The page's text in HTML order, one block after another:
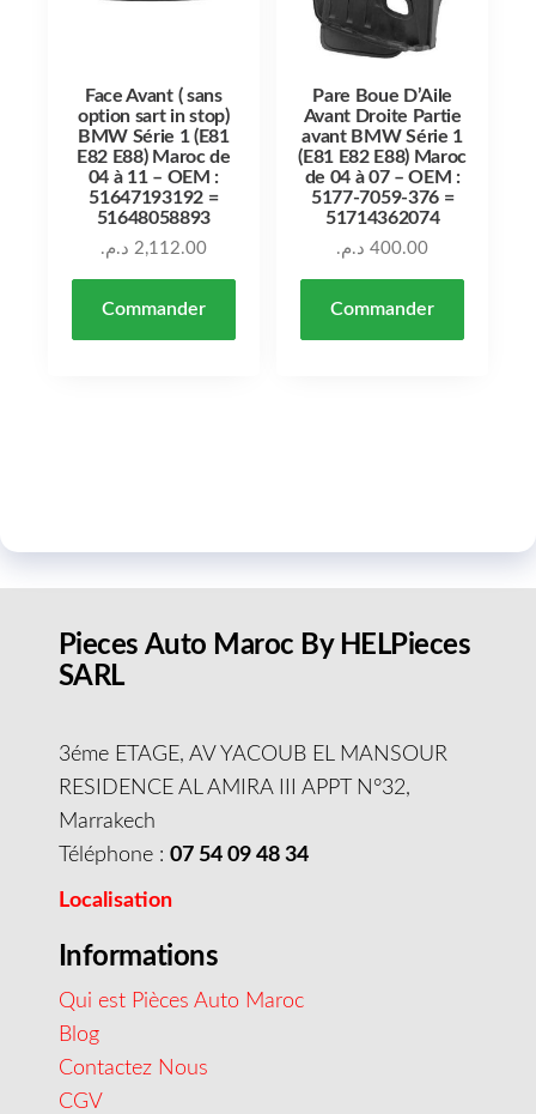
Face Avant ( sans
option sart in stop)
BMW Série 1 (E81
E82 E88) Maroc de
04 à 11 – OEM :
51647193192 =
51648058893
2,112.00 د.م.
Commander
Pare Boue D’Aile
Avant Droite Partie
avant BMW Série 1
(E81 E82 E88) Maroc
de 04 à 07 – OEM :
5177-7059-376 =
51714362074
400.00 د.م.
Commander
Pieces Auto Maroc By HELPieces
SARL
3éme ETAGE, AV YACOUB EL MANSOUR
RESIDENCE AL AMIRA III APPT N°32,
Marrakech
Téléphone : 07 54 09 48 34
Localisation
Informations
Qui est Pièces Auto Maroc
Blog
Contactez Nous
CGV